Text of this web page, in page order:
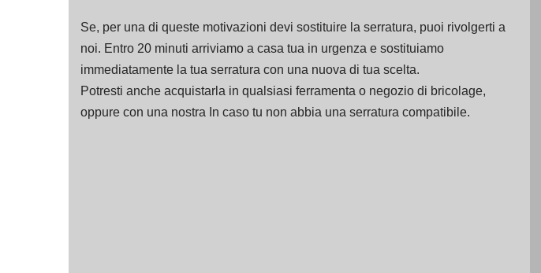
Se, per una di queste motivazioni devi sostituire la serratura, puoi rivolgerti a
noi. Entro 20 minuti arriviamo a casa tua in urgenza e sostituiamo
immediatamente la tua serratura con una nuova di tua scelta.
Potresti anche acquistarla in qualsiasi ferramenta o negozio di bricolage,
oppure con una nostra In caso tu non abbia una serratura compatibile.